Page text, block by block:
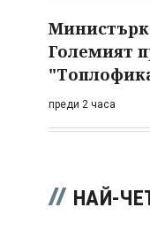
Големият
преди 2 часа
НАЙ-